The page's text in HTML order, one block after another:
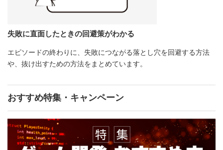
失敗に直面したときの回避策がわかる
エピソードの終わりに、失敗につながる落とし穴を回避する方法
や、抜け出すための方法をまとめています。
おすすめ特集・キャンペーン